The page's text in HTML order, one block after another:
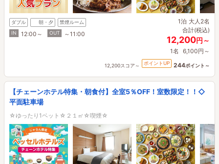
ダブル 朝・夕
禁煙ルーム
IN
12:00～ OUT ～11:00
1泊 大人2名
合計(税込)
12,200円～
1名 6,100円～
12,200スコア～ ポイントUP 244ポイント～
【チェーンホテル特集・朝食付】全室5％OFF！室数限定！！◇
平面駐車場
☆ゆったり1ベット☆２１㎡☆喫煙☆